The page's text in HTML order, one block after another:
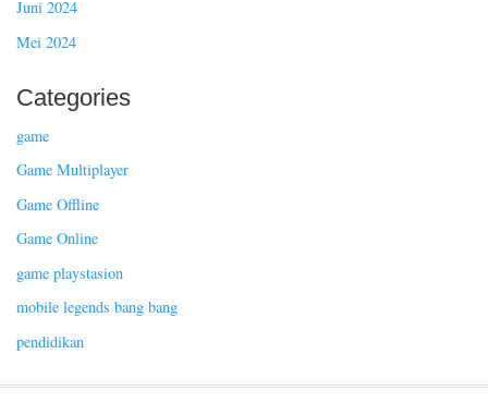
Juni 2024
Mei 2024
Categories
game
Game Multiplayer
Game Offline
Game Online
game playstasion
mobile legends bang bang
pendidikan